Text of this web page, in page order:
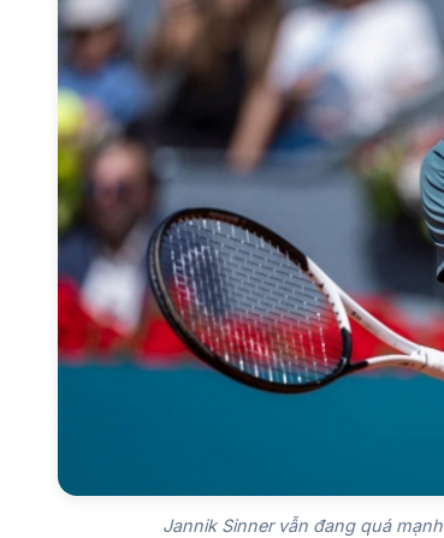
Jannik Sinner vẫn đang quá